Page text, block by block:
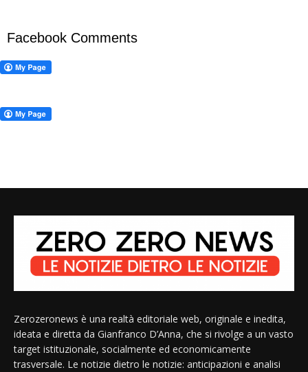
Facebook Comments
Zerozeronews è una realtà editoriale web, originale e inedita,
ideata e diretta da Gianfranco D’Anna, che si rivolge a un vasto
target istituzionale, socialmente ed economicamente
trasversale. Le notizie dietro le notizie: anticipazioni e analisi